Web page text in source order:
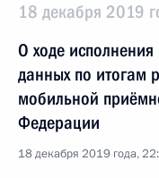
18 декабря 2019
О ходе исполнения
данных по итогам
мобильной
Федерации
18 декабря 2019 года,